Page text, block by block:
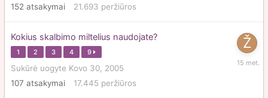
152 atsakymai 21.693 peržiūros
Kokius skalbimo miltelius naudojate?
1 2 3 4 9
Sukūrė uogyte Kovo 30, 2005
107 atsakymai 17.445 peržiūros
Sausio